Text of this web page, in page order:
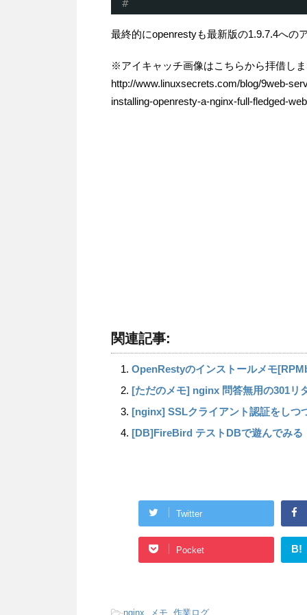
#
最終的にopenrestyも最新版の1.9.7.4への
※アイキャッチ画像はこちらから拝借し
http://www.linuxsecrets.com/blog/9web-
installing-openresty-a-nginx-full-fledged-
関連記事:
OpenRestyのインストールメモ
[ただのメモ] nginx 問答無用の301リ
[nginx] SSLクライアント認証をしつ
[DB]FireBird テストDBで遊んでみる
Twitter
Pocket B!
-nginx メモ 作業ログ